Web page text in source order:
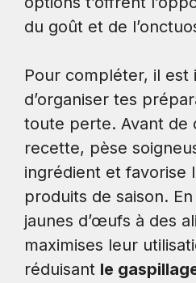
du goût et de
Pour compléter, il est
d’organiser tes
toute perte. Avant de
recette, pèse
ingrédient et favorise
produits de saison.
jaunes d’œufs à des
maximises leur
réduisant le